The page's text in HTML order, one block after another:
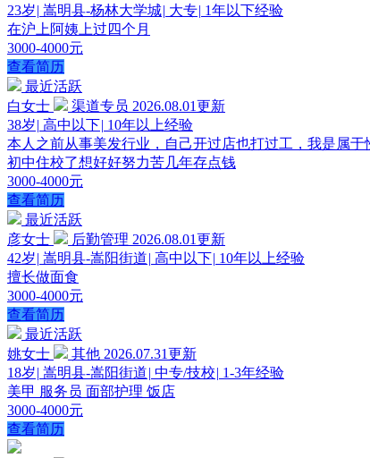
23岁| 嵩明县-杨林大学城| 大专| 1年以下经验
在沪上阿姨上过四个月
3000-4000元
查看简历
最近活跃
白女士
渠道专员 2026.08.01更新
38岁| 高中以下| 10年以上经验
本人之前从事美发行业，自己开过店也打过工，我是属
初中住校了想好好努力苦几年存点钱
3000-4000元
查看简历
最近活跃
彦女士
后勤管理 2026.08.01更新
42岁| 嵩明县-嵩阳街道| 高中以下| 10年以上经验
擅长做面食
3000-4000元
查看简历
最近活跃
姚女士
其他 2026.07.31更新
18岁| 嵩明县-嵩阳街道| 中专/技校| 1-3年经验
美甲 服务员 面部护理 饭店
3000-4000元
查看简历